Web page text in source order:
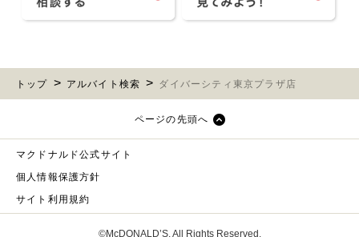
トップ アルバイト検索 ダイバーシティ東京プラザ店
ページの先頭へ
マクドナルド公式サイト
個人情報保護方針
サイト利用規約
©McDONALD’S. All Rights Reserved.